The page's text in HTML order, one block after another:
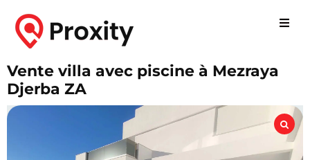
Vente villa avec piscine à Mezraya
Djerba ZA